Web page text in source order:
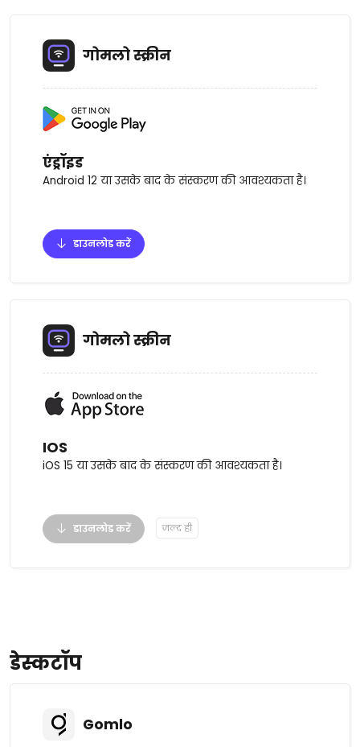
गोमलो स्क्रीन
एंड्रॉइड
Android 12 या उसके बाद के संस्करण की आवश्यकता है।
डाउनलोड करें
गोमलो स्क्रीन
IOS
iOS 15 या उसके बाद के संस्करण की आवश्यकता है।
डाउनलोड करें जल्द ही
डेस्कटॉप
Gomlo